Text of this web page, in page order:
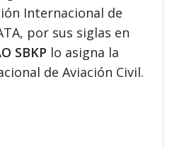
Internacional de
por sus siglas en
SBKP lo asigna la
de Aviación Civil.